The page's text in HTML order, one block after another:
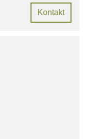
Kontakt